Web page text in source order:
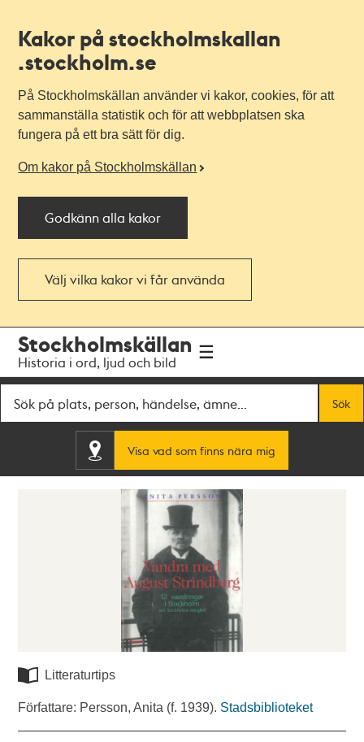
Kakor på stockholmskallan
.stockholm.se
På Stockholmskällan använder vi kakor, cookies, för att
sammanställa statistik och för att webbplatsen ska
fungera på ett bra sätt för dig.
Om kakor på Stockholmskällan
Godkänn alla kakor
Välj vilka kakor vi får använda
navigationen
huvudinnehållet
Stockholmskällan
Historia i ord, ljud och bild
Sök
Visa vad som finns nära mig
Litteraturtips
Författare: Persson, Anita (f. 1939). Stadsbiblioteket